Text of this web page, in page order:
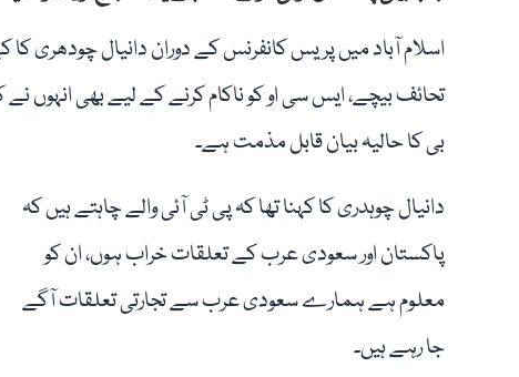
اسلام آباد میں پریس کانفرنس کے دوران دانیال چودھری
تحائف بیچے، ایس سی او کو ناکام کرنے کے لیے بھی انہوں
بی کا حالیہ بیان قابل مذمت ہے۔
دانیال چوہدری کا کہنا تھا کہ پی ٹی آئی والے چاہتے ہیں کہ
پاکستان اور سعودی عرب کے تعلقات خراب ہوں، ان کو
معلوم ہے ہمارے سعودی عرب سے تجارتی تعلقات آگے
جا رہے ہیں۔